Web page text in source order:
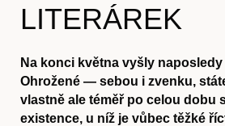
LITERÁREK
Na konci května vyšly
Ohrožené — sebou i zvenku,
vlastně ale téměř po celou dobu
existence, u níž je vůbec těžké